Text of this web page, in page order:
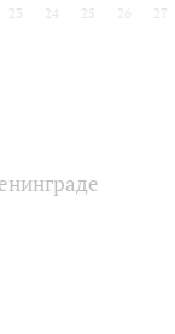
23 24 25 26 27